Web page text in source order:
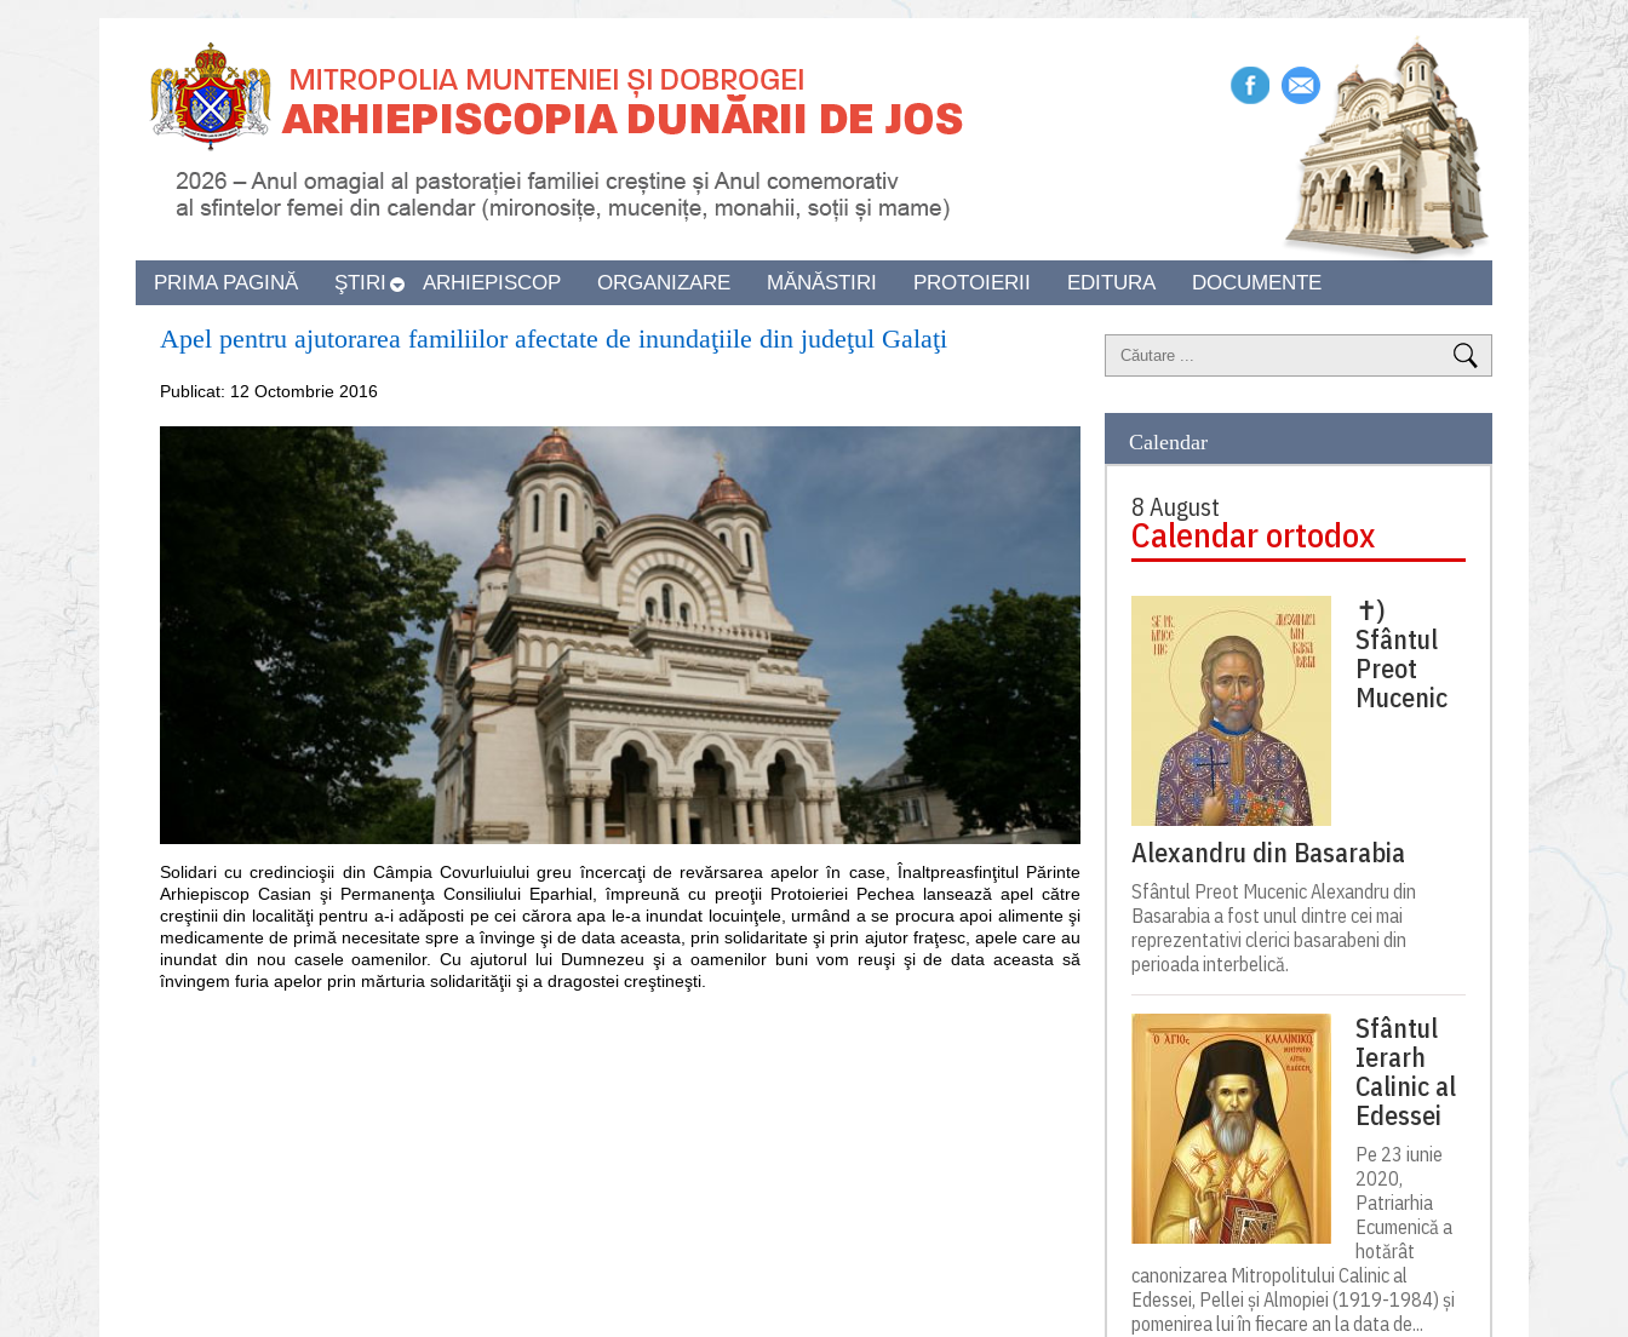
PRIMA PAGINĂ ŞTIRI ARHIEPISCOP ORGANIZARE MĂNĂSTIRI PROTOIERII EDITURA DOCUMENTE
Apel pentru ajutorarea familiilor afectate de inundaţiile din judeţul Galaţi
Publicat: 12 Octombrie 2016
Solidari cu credincioşii din Câmpia Covurluiului greu încercaţi de revărsarea apelor în case, Înaltpreasfinţitul Părinte
Arhiepiscop Casian şi Permanenţa Consiliului Eparhial, împreună cu preoţii Protoieriei Pechea lansează apel către
creştinii din localităţi pentru a-i adăposti pe cei cărora apa le-a inundat locuinţele, urmând a se procura apoi alimente şi
medicamente de primă necesitate spre a învinge şi de data aceasta, prin solidaritate şi prin ajutor fraţesc, apele care au
inundat din nou casele oamenilor. Cu ajutorul lui Dumnezeu şi a oamenilor buni vom reuşi şi de data aceasta să
învingem furia apelor prin mărturia solidarităţii şi a dragostei creştineşti.
Calendar
8 August
Calendar ortodox
✝)
Sfântul
Preot
Mucenic
Alexandru din Basarabia
Sfântul Preot Mucenic Alexandru din
Basarabia a fost unul dintre cei mai
reprezentativi clerici basarabeni din
perioada interbelică.
Sfântul
Ierarh
Calinic al
Edessei
Pe 23 iunie
2020,
Patriarhia
Ecumenică a
hotărât
canonizarea Mitropolitului Calinic al
Edessei, Pellei și Almopiei (1919-1984) și
pomenirea lui în fiecare an la data de...